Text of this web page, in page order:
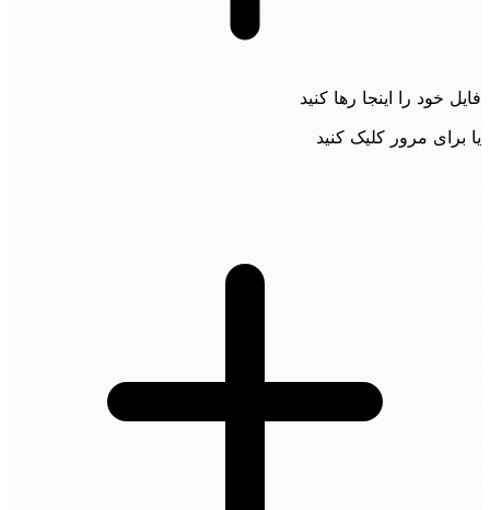
فایل خود را اینجا رها کنید
یا برای مرور کلیک کنید